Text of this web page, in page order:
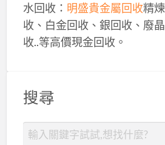
水回收： 明盛貴金屬回收精
收、白金回收、銀回收、廢
收..等高價現金回收。
搜尋